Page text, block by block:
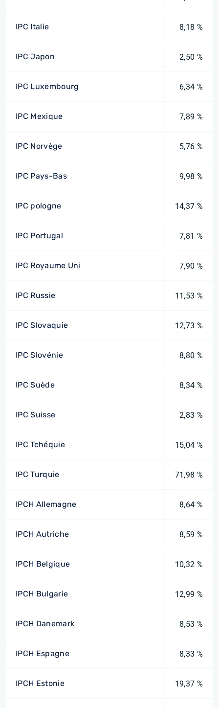
IPC Italie 8,18 %
IPC Japon 2,50 %
IPC Luxembourg 6,34 %
IPC Mexique 7,89 %
IPC Norvège 5,76 %
IPC Pays-Bas 9,98 %
IPC pologne 14,37 %
IPC Portugal 7,81 %
IPC Royaume Uni 7,90 %
IPC Russie 11,53 %
IPC Slovaquie 12,73 %
IPC Slovénie 8,80 %
IPC Suède 8,34 %
IPC Suisse 2,83 %
IPC Tchéquie 15,04 %
IPC Turquie 71,98 %
IPCH Allemagne 8,64 %
IPCH Autriche 8,59 %
IPCH Belgique 10,32 %
IPCH Bulgarie 12,99 %
IPCH Danemark 8,53 %
IPCH Espagne 8,33 %
IPCH Estonie 19,37 %